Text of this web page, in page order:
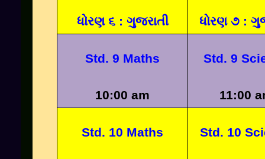
ધોરણ ૬ : ગુજરાતી ધોરણ ૭ :
Std. 9 Maths
10:00 am
Std. 9
11:00
Std. 10 Maths Std. 10